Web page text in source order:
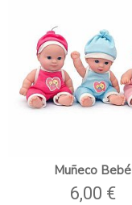
Muñeco Bebé
6,00 €